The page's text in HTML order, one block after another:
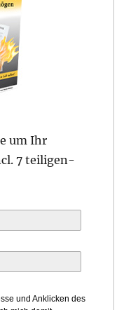
um Ihr
7 teiligen-
und Anklicken des